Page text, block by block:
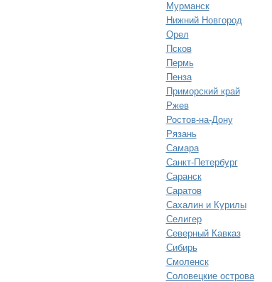
Мурманск
Нижний Новгород
Орел
Псков
Пермь
Пенза
Приморский край
Ржев
Ростов-на-Дону
Рязань
Самара
Санкт-Петербург
Саранск
Саратов
Сахалин и Курилы
Селигер
Северный Кавказ
Сибирь
Смоленск
Соловецкие острова